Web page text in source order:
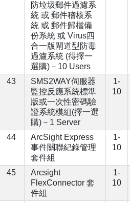
防垃圾郵件過濾系
統 或 郵件稽核系
統 或 郵件歸檔備
份系統 或 Virus四
合一版閘道型防毒
過濾系統 (得擇一
選購)－10 Users
43
SMS2WAY伺服器
監控反應系統標準
版或一次性密碼驗
證系統模組(擇一選
購)－1 Server
1-
10
44
ArcSight Express
事件關聯紀錄管理
套件組
1-
10
45
Arcsight
FlexConnector 套
件組
1-
10